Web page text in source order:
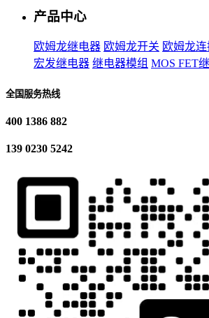
产品中心
欧姆龙继电器 欧姆龙开关 欧姆龙
宏发继电器 继电器模组 MOS FET
全国服务热线
400 1386 882
139 0230 5242